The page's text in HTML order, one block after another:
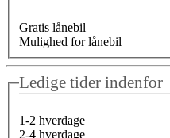
Gratis lånebil
Mulighed for lånebil
Ledige tider indenfor
1-2 hverdage
2-4 hverdage